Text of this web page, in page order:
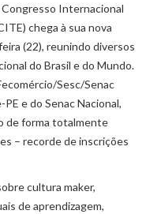
Congresso Internacional
chega à sua nova
(22), reunindo diversos
do Brasil e do Mundo.
Sesc/Senac
e do Senac Nacional,
de forma totalmente
– recorde de inscrições
cultura maker,
de aprendizagem,